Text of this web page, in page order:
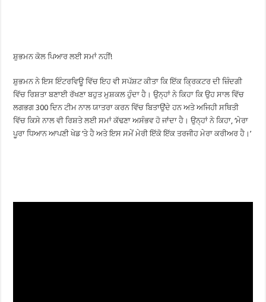
ਸ਼ੁਭਮਨ ਕੋਲ ਪਿਆਰ ਲਈ ਸਮਾਂ ਨਹੀਂ!
ਸ਼ੁਭਮਨ ਨੇ ਇਸ ਇੰਟਰਵਿਊ ਵਿੱਚ ਇਹ ਵੀ ਸਪੱਸ਼ਟ ਕੀਤਾ ਕਿ ਇੱਕ ਕ੍ਰਿਕਟਰ ਦੀ ਜ਼ਿੰਦਗੀ
ਵਿੱਚ ਰਿਸ਼ਤਾ ਬਣਾਈ ਰੱਖਣਾ ਬਹੁਤ ਮੁਸ਼ਕਲ ਹੁੰਦਾ ਹੈ। ਉਨ੍ਹਾਂ ਨੇ ਕਿਹਾ ਕਿ ਉਹ ਸਾਲ ਵਿੱਚ
ਲਗਭਗ 300 ਦਿਨ ਟੀਮ ਨਾਲ ਯਾਤਰਾ ਕਰਨ ਵਿੱਚ ਬਿਤਾਉਂਦੇ ਹਨ ਅਤੇ ਅਜਿਹੀ ਸਥਿਤੀ
ਵਿੱਚ ਕਿਸੇ ਨਾਲ ਵੀ ਰਿਸ਼ਤੇ ਲਈ ਸਮਾਂ ਕੱਢਣਾ ਅਸੰਭਵ ਹੋ ਜਾਂਦਾ ਹੈ। ਉਨ੍ਹਾਂ ਨੇ ਕਿਹਾ, ‘ਮੇਰਾ
ਪੂਰਾ ਧਿਆਨ ਆਪਣੀ ਖੇਡ ‘ਤੇ ਹੈ ਅਤੇ ਇਸ ਸਮੇਂ ਮੇਰੀ ਇੱਕੋ ਇੱਕ ਤਰਜੀਹ ਮੇਰਾ ਕਰੀਅਰ ਹੈ।’